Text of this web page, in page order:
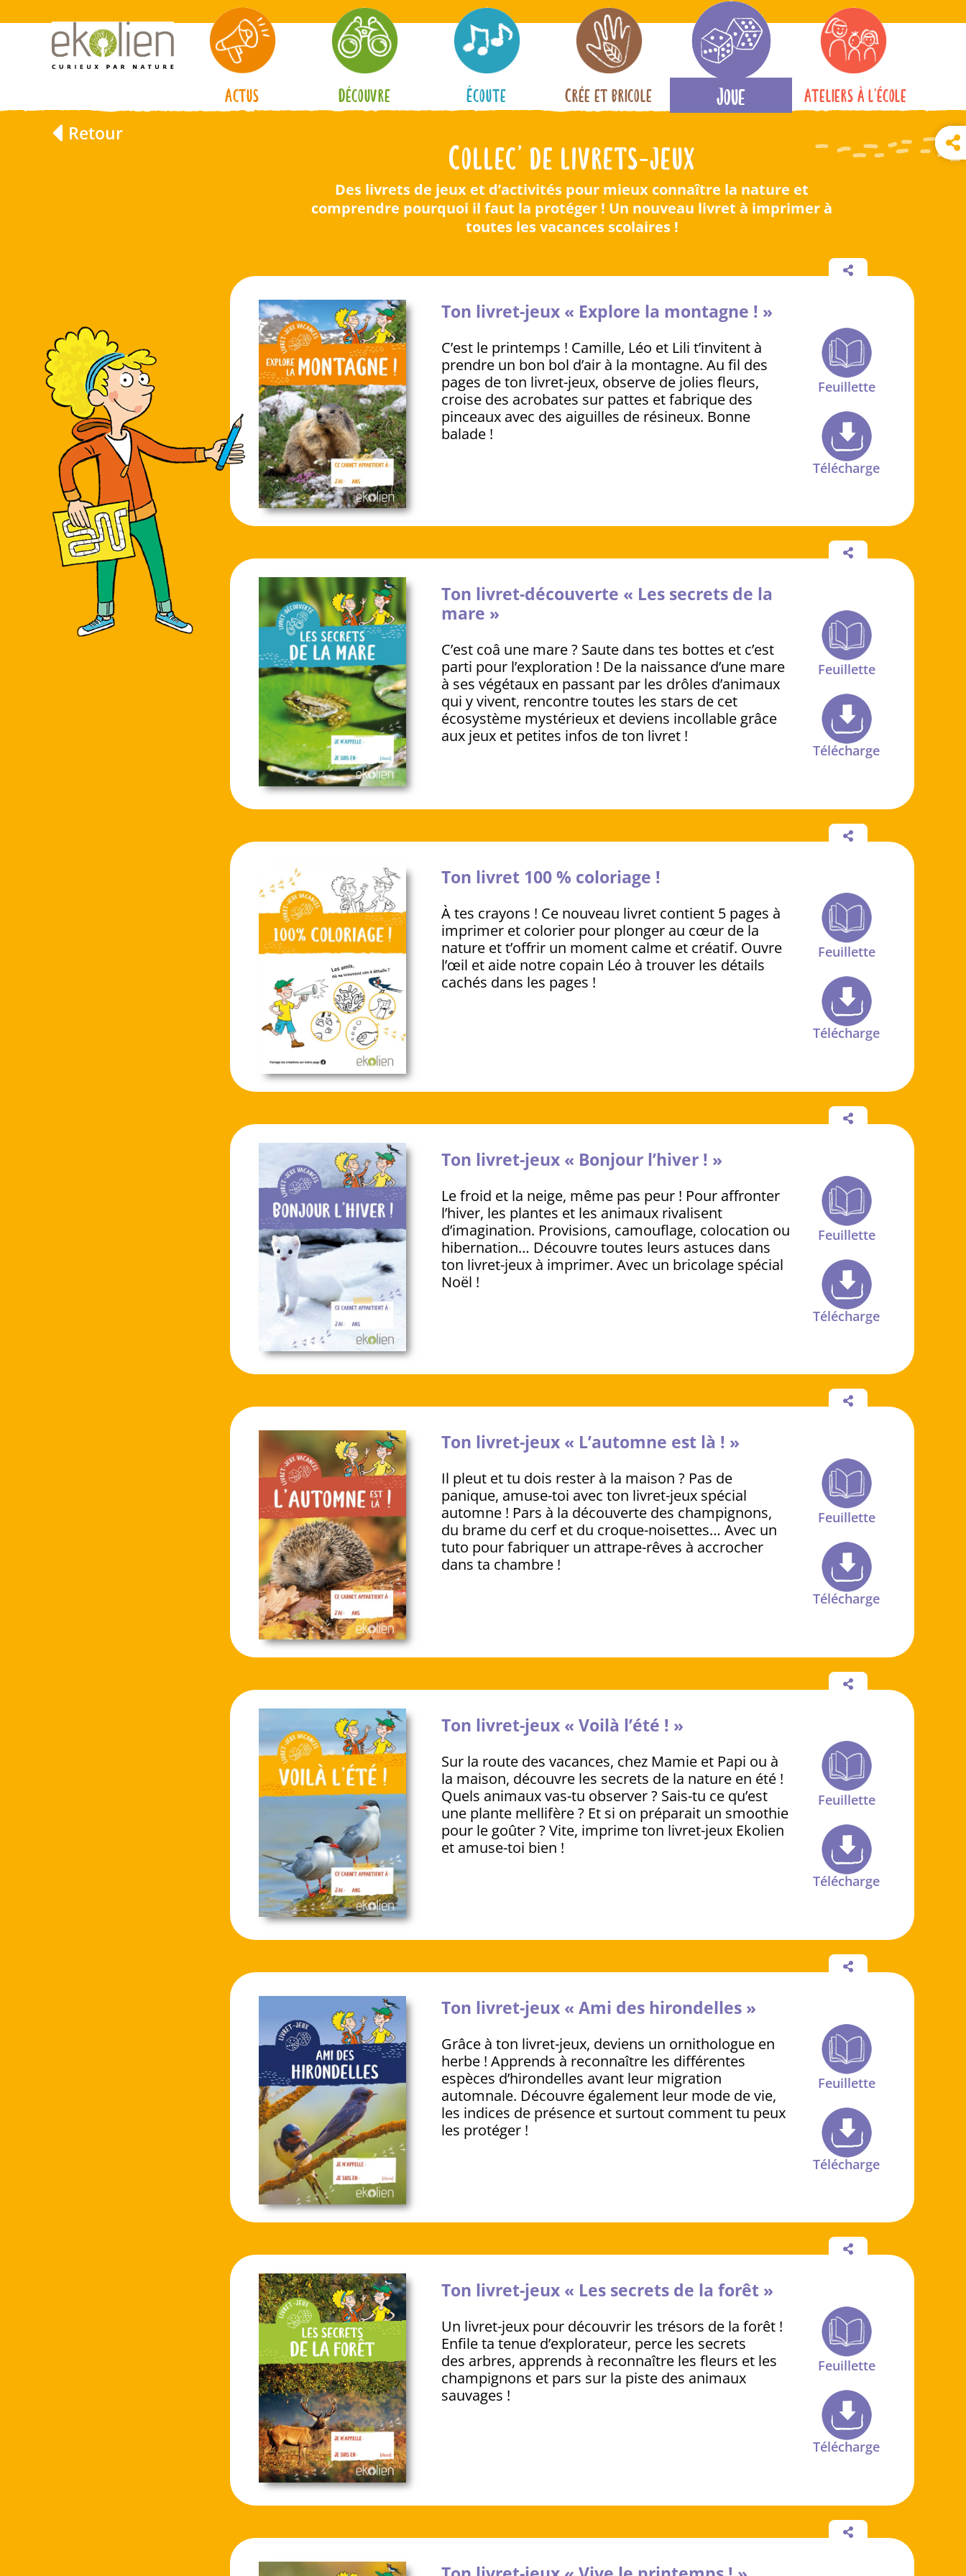
Actus Découvre Écoute Crée et bricole Joue Ateliers à l’école
Retour
Collec’ de livrets-jeux
Des livrets de jeux et d’activités pour mieux connaître la nature et
comprendre pourquoi il faut la protéger ! Un nouveau livret à imprimer à
toutes les vacances scolaires !
Ton livret-jeux « Explore la montagne ! »
C’est le printemps ! Camille, Léo et Lili t’invitent à
prendre un bon bol d’air à la montagne. Au fil des
pages de ton livret-jeux, observe de jolies fleurs,
croise des acrobates sur pattes et fabrique des
pinceaux avec des aiguilles de résineux. Bonne
balade !
Feuillette
Télécharge
Ton livret-découverte « Les secrets de la
mare »
C’est coâ une mare ? Saute dans tes bottes et c’est
parti pour l’exploration ! De la naissance d’une mare
à ses végétaux en passant par les drôles d’animaux
qui y vivent, rencontre toutes les stars de cet
écosystème mystérieux et deviens incollable grâce
aux jeux et petites infos de ton livret !
Feuillette
Télécharge
Ton livret 100 % coloriage !
À tes crayons ! Ce nouveau livret contient 5 pages à
imprimer et colorier pour plonger au cœur de la
nature et t’offrir un moment calme et créatif. Ouvre
l’œil et aide notre copain Léo à trouver les détails
cachés dans les pages !
Feuillette
Télécharge
Ton livret-jeux « Bonjour l’hiver ! »
Le froid et la neige, même pas peur ! Pour affronter
l’hiver, les plantes et les animaux rivalisent
d’imagination. Provisions, camouflage, colocation ou
hibernation… Découvre toutes leurs astuces dans
ton livret-jeux à imprimer. Avec un bricolage spécial
Noël !
Feuillette
Télécharge
Ton livret-jeux « L’automne est là ! »
Il pleut et tu dois rester à la maison ? Pas de
panique, amuse-toi avec ton livret-jeux spécial
automne ! Pars à la découverte des champignons,
du brame du cerf et du croque-noisettes… Avec un
tuto pour fabriquer un attrape-rêves à accrocher
dans ta chambre !
Feuillette
Télécharge
Ton livret-jeux « Voilà l’été ! »
Sur la route des vacances, chez Mamie et Papi ou à
la maison, découvre les secrets de la nature en été !
Quels animaux vas-tu observer ? Sais-tu ce qu’est
une plante mellifère ? Et si on préparait un smoothie
pour le goûter ? Vite, imprime ton livret-jeux Ekolien
et amuse-toi bien !
Feuillette
Télécharge
Ton livret-jeux « Ami des hirondelles »
Grâce à ton livret-jeux, deviens un ornithologue en
herbe ! Apprends à reconnaître les différentes
espèces d’hirondelles avant leur migration
automnale. Découvre également leur mode de vie,
les indices de présence et surtout comment tu peux
les protéger !
Feuillette
Télécharge
Ton livret-jeux « Les secrets de la forêt »
Un livret-jeux pour découvrir les trésors de la forêt !
Enfile ta tenue d’explorateur, perce les secrets
des arbres, apprends à reconnaître les fleurs et les
champignons et pars sur la piste des animaux
sauvages !
Feuillette
Télécharge